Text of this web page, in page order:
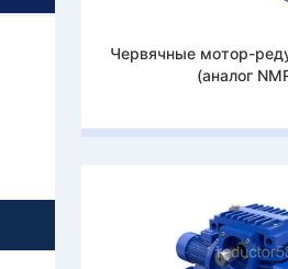
Червячные мотор-
(аналог